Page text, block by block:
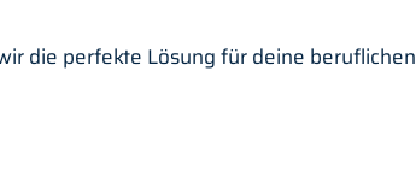
die perfekte Lösung für deine beruflichen